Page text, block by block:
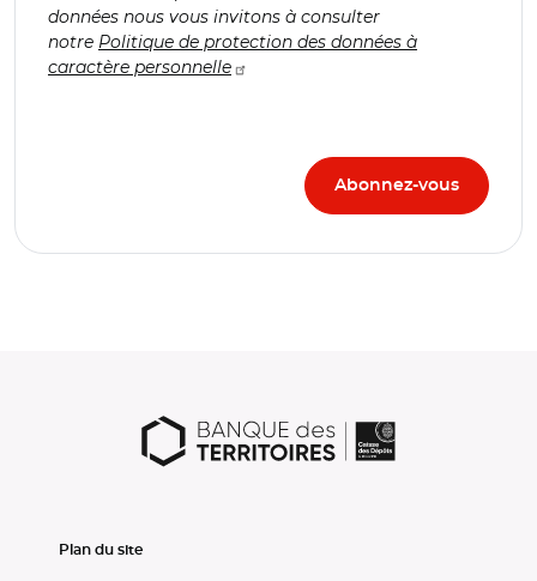
données nous vous invitons à consulter
notre Politique de protection des données à
caractère personnelle
Plan du site